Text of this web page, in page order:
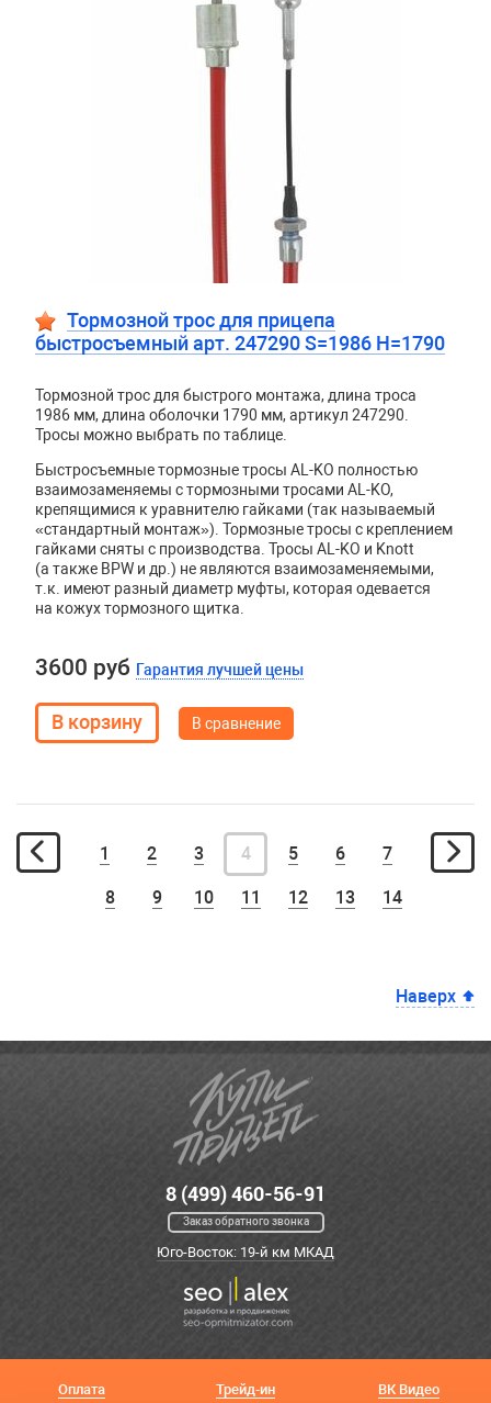
Тормозной трос для прицепа
быстросъемный арт. 247290 S=1986 H=1790
Тормозной трос для быстрого монтажа, длина троса
1986 мм, длина оболочки 1790 мм, артикул 247290.
Тросы можно выбрать по таблице.
Быстросъемные тормозные тросы AL-KO полностью
взаимозаменяемы с тормозными тросами AL-KO,
крепящимися к уравнителю гайками (так называемый
«стандартный монтаж»). Тормозные тросы с креплением
гайками сняты с производства. Тросы AL -KO и Knott
(а также BPWи др.) не являются взаимозаменяемыми,
т.к. имеют разный диаметр муфты, которая одевается
на кожух тормозного щитка.
3600 руб Гарантия лучшей цены
В сравнение
1 2 3 4 5 6 7
8 9 10 11 12 13 14
Наверх
8 (499) 460-56-91
Заказ обратного звонка
Юго-Восток: 19-й км МКАД
Оплата Трейд-ин ВК Видео